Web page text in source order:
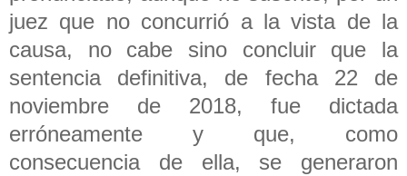
juez que no concurrió a la vista de la
causa, no cabe sino concluir que la
sentencia definitiva, de fecha 22 de
noviembre de 2018, fue dictada
erróneamente y que, como
consecuencia de ella, se generaron